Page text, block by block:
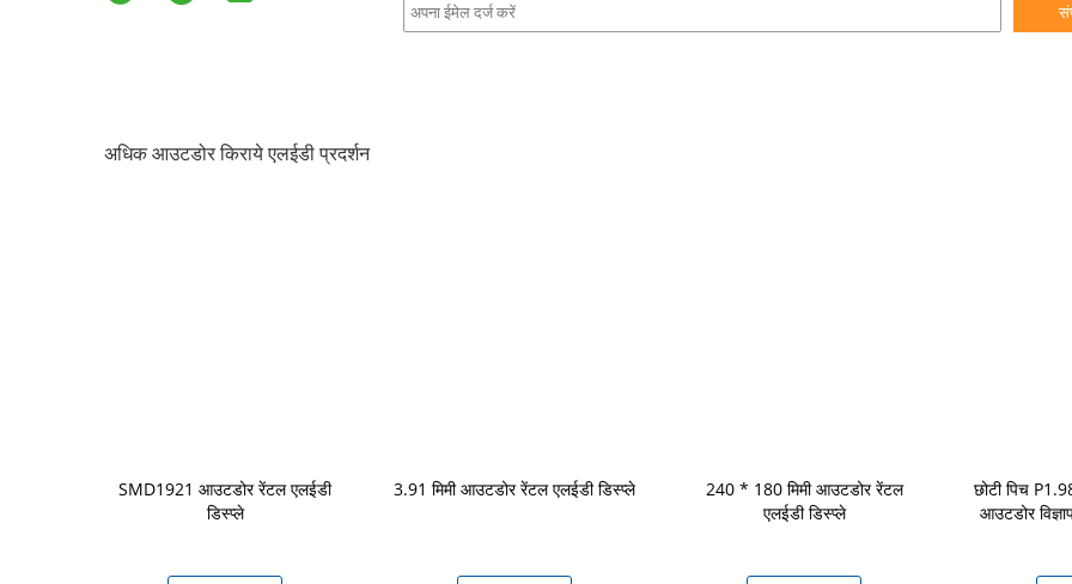
अधिक आउटडोर किराये एलईडी प्रदर्शन
SMD1921 आउटडोर रेंटल एलईडी
डिस्प्ले
3.91 मिमी आउटडोर रेंटल एलईडी डिस्प्ले
240 * 180 मिमी आउटडोर रेंटल
एलईडी डिस्प्ले
छोटी पिच
आउटडोर